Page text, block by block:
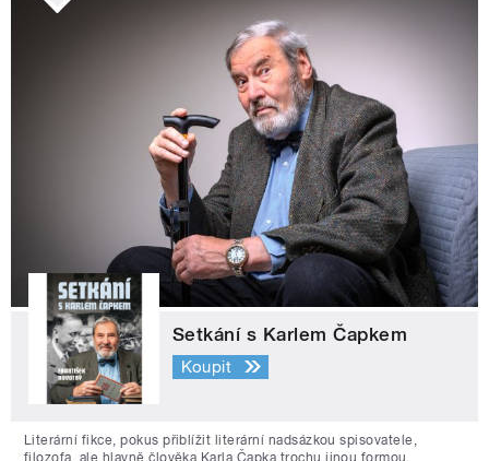
Setkání s Karlem Čapkem
Koupit
Literární fikce, pokus přiblížit literární nadsázkou spisovatele,